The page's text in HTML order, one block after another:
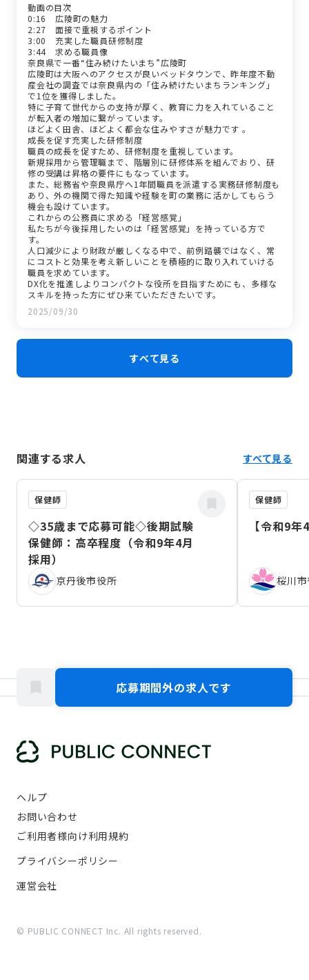
動画の目次
0:16 広陵町の魅力
2:27 面接で重視するポイント
3:00 充実した職員研修制度
3:44 求める職員像
奈良県で一番“住み続けたいまち”広陵町
広陵町は大阪へのアクセスが良いベッドタウンで、昨年度不動
産会社の調査では奈良県内の「住み続けたいまちランキング」
で1位を獲得しました。
特に子育て世代からの支持が厚く、教育に力を入れていること
が転入者の増加に繋がっています。
ほどよく田舎、ほどよく都会な住みやすさが魅力です 。
成長を促す充実した研修制度
職員の成長を促すため、研修制度を重視しています。
新規採用から管理職まで、階層別に研修体系を組んでおり、研
修の受講は昇格の要件にもなっています。
また、総務省や奈良県庁へ1年間職員を派遣する実務研修制度も
あり、外の機関で得た知識や経験を町の業務に活かしてもらう
機会も設けています。
これからの公務員に求める「経営感覚」
私たちが今後採用したいのは「経営感覚」を持っている方で
す。
人口減少により財政が厳しくなる中で、前例踏襲ではなく、常
にコストと効果を考え新しいことを積極的に取り入れていける
職員を求めています。
DX化を推進しよりコンパクトな役所を目指すためにも、多様な
スキルを持った方にぜひ来ていただきたいです。
2025/09/30
すべて見る
関連する求人 すべて見る
保健師
◇35歳まで応募可能◇後期試験
保健師：高卒程度（令和9年4月
採用）
京丹後市役所
保健師
【令和9
桜川
応募期間外の求人です
ヘルプ
お問い合わせ
ご利用者様向け利用規約
プライバシーポリシー
運営会社
© PUBLIC CONNECT Inc. All rights reserved.